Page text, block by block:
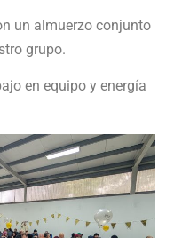
un almuerzo conjunto
grupo.
en equipo y energía